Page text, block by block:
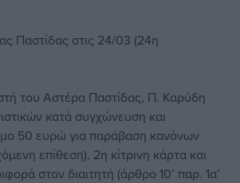
Παστίδας στις 24/03 (24η
του Αστέρα Παστίδας, Π. Καρύδη
κατά συγχώνευση και
50 ευρώ για παράβαση κανόνων
επίθεση), 2η κίτρινη κάρτα και
στον διαιτητή (άρθρο 10’ παρ. 1α’